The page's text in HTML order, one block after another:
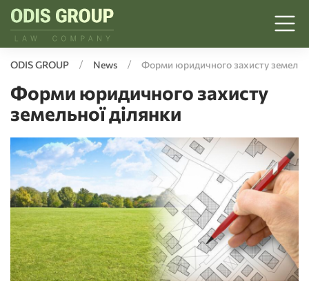
ODIS GROUP News Форми юридичного захисту
Форми юридичного захисту
земельної ділянки